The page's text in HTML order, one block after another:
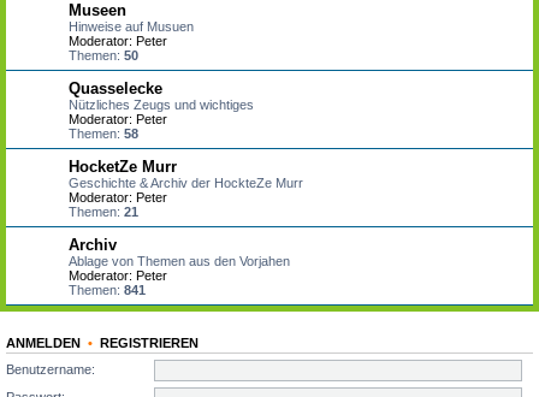
Museen
Hinweise auf Musuen
Moderator: Peter
Themen: 50
Quasselecke
Nützliches Zeugs und wichtiges
Moderator: Peter
Themen: 58
HocketZe Murr
Geschichte & Archiv der HockteZe Murr
Moderator: Peter
Themen: 21
Archiv
Ablage von Themen aus den Vorjahen
Moderator: Peter
Themen: 841
ANMELDEN • REGISTRIEREN
Benutzername: